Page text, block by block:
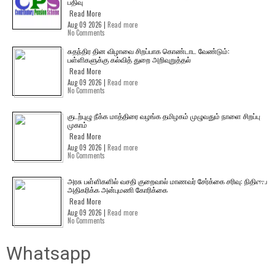
Read More
Aug 09 2026 | Read more
No Comments
சுதந்திர தின விழாவை சிறப்பாக கொண்டாட வேண்டும்:
பள்ளிகளுக்கு கல்வித் துறை அறிவுறுத்தல்
Read More
Aug 09 2026 | Read more
No Comments
குடற்புழு நீக்க மாத்திரை வழங்க தமிழகம் முழுவதும் நாளை சிறப்பு
முகாம்
Read More
Aug 09 2026 | Read more
No Comments
அரசு பள்ளிகளில் வசதி குறைவால் மாணவர் சேர்க்கை சரிவு: நிதியை
அதிகரிக்க அன்புமணி கோரிக்கை
Read More
Aug 09 2026 | Read more
No Comments
Whatsapp